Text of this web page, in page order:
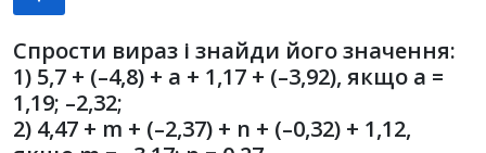
Спрости вираз і знайди його значення:
1) 5,7 + (–4,8) + a + 1,17 + (–3,92), якщо a =
1,19; –2,32;
2) 4,47 + m + (–2,37) + n + (–0,32) + 1,12,